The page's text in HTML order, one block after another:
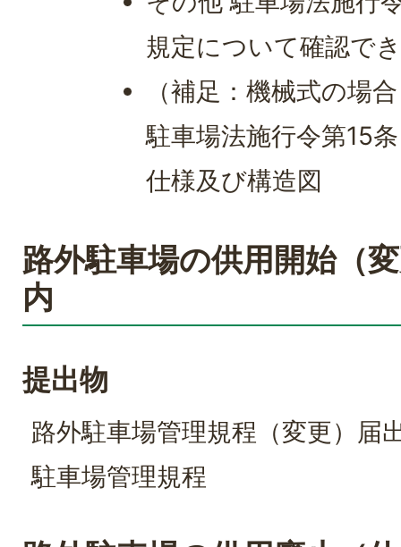
規定について確認で
（補足：機械式の場
駐車場法施行令第15
仕様及び構造図
路外駐車場の供用開始（
内
提出物
路外駐車場管理規程（変更）届
駐車場管理規程